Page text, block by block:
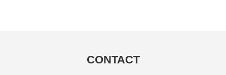
CONTACT